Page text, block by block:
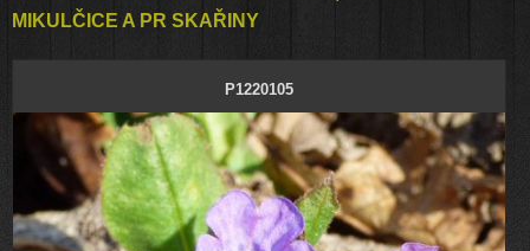
MIKULČICE A PR SKAŘINY
P1220105